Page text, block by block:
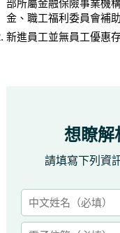
部所屬金融保險事業機
金、職工福利委員會補
新進員工並無員工優惠
想瞭解
請填寫下列資